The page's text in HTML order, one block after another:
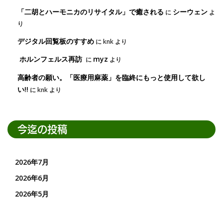
「二胡とハーモニカのリサイタル」で癒される に シーウェン よ
り
デジタル回覧板のすすめ にknk より
ホルンフェルス再訪 に myz より
高齢者の願い。「医療用麻薬」を臨終にもっと使用して欲し
い!! にknk より
今迄の投稿
2026年7月
2026年6月
2026年5月